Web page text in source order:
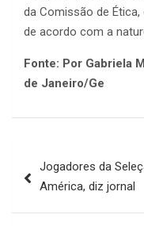
da Comissão de Ética,
de acordo com a
Fonte: Por Gabriela
de Janeiro/Ge
de
Jogadores da
América, diz jornal